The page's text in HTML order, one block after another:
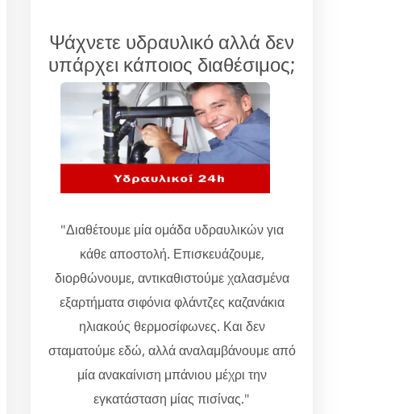
Ψάχνετε υδραυλικό αλλά δεν
υπάρχει κάποιος διαθέσιμος;
"Διαθέτουμε μία ομάδα υδραυλικών για
κάθε αποστολή. Επισκευάζουμε,
διορθώνουμε, αντικαθιστούμε χαλασμένα
εξαρτήματα σιφόνια φλάντζες καζανάκια
ηλιακούς θερμοσίφωνες. Και δεν
σταματούμε εδώ, αλλά αναλαμβάνουμε από
μία ανακαίνιση μπάνιου μέχρι την
εγκατάσταση μίας πισίνας."